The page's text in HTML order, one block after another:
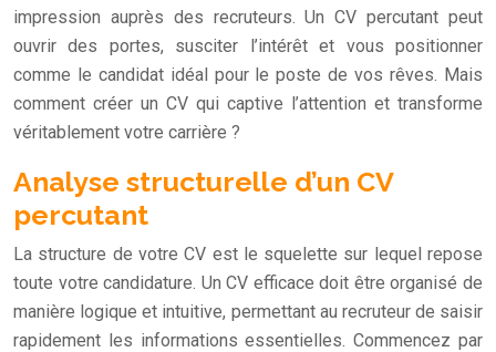
impression auprès des recruteurs. Un CV percutant peut
ouvrir des portes, susciter l’intérêt et vous positionner
comme le candidat idéal pour le poste de vos rêves. Mais
comment créer un CV qui captive l’attention et transforme
véritablement votre carrière ?
Analyse structurelle d’un CV
percutant
La structure de votre CV est le squelette sur lequel repose
toute votre candidature. Un CV efficace doit être organisé de
manière logique et intuitive, permettant au recruteur de saisir
rapidement les informations essentielles. Commencez par